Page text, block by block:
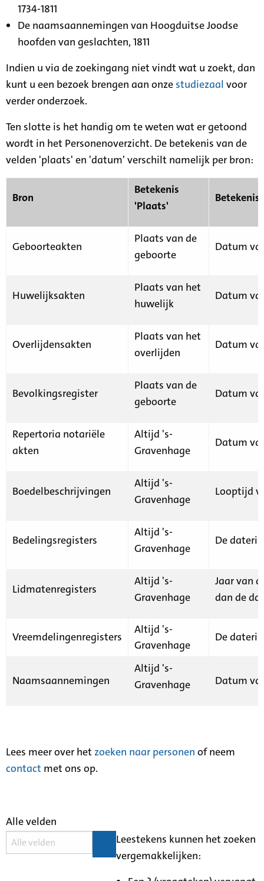
1734-1811
De naamsaannemingen van Hoogduitse Joodse
hoofden van geslachten, 1811
Indien u via de zoekingang niet vindt wat u zoekt, dan
kunt u een bezoek brengen aan onze studiezaal voor
verder onderzoek.
Ten slotte is het handig om te weten wat er getoond
wordt in het Personenoverzicht. De betekenis van de
velden 'plaats' en 'datum' verschilt namelijk per bron:
Bron
Betekenis
'Plaats'
Geboorteakten
Plaats van de
geboorte
Datum
Huwelijksakten
Plaats van het
huwelijk
Datum
Overlijdensakten
Plaats van het
overlijden
Datum
Bevolkingsregister
Plaats van de
geboorte
Datum
Repertoria notariële
akten
Altijd 's-
Gravenhage
Datum
Boedelbeschrijvingen
Altijd 's-
Gravenhage
Looptijd
Bedelingsregisters
Altijd 's-
Gravenhage
De
Lidmatenregisters
Altijd 's-
Gravenhage
Jaar van
dan de
Vreemdelingenregisters
Altijd 's-
Gravenhage
De
Naamsaannemingen
Altijd 's-
Gravenhage
Datum
Lees meer over het zoeken naar personen of neem
contact met ons op.
Alle velden
Leestekens kunnen het zoeken
vergemakkelijken: